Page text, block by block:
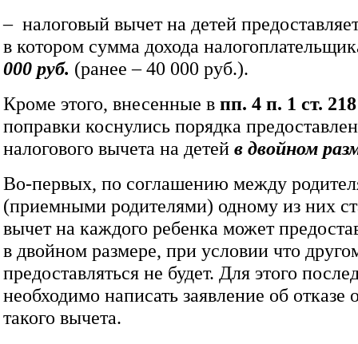
– налоговый вычет на детей
в котором сумма дохода
000 руб. (ранее – 40 000 руб.).
Кроме этого, внесенные в пп. 4 п. 1 ст.
поправки коснулись порядка
налогового вычета на детей в двойном
Во-первых, по соглашению между
(приемными родителями) одному из них
вычет на каждого ребенка может
в двойном размере, при условии что
предоставляться не будет. Для этого
необходимо написать заявление об отказе
такого вычета.